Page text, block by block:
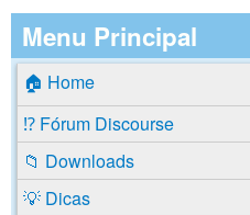
Menu Principal
🏠 Home
⁉️ Fórum Discourse
📁 Downloads
💡 Dicas